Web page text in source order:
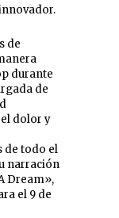
de
durante
de
dolor y
de todo el
narración
Dream»,
el 9 de